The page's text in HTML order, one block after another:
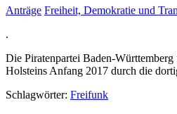
Anträge Freiheit, Demokratie und
.
Die Piratenpartei Baden-
Holsteins Anfang 2017 durch die
Schlagwörter: Freifunk